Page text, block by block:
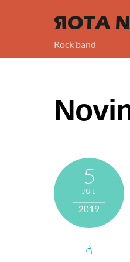
Rock band
5
JUL
2019